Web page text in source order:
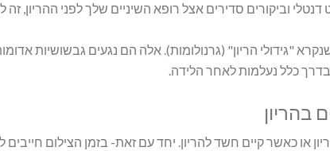
וביקורים סדירים אצל רופא השיניים שלך לפני ההריון, זה
"גידולי הריון" (גרנולומות). אלה הם נגעים גבשושיות
ובדרך כלל נעלמות לאחר הלידה.
בהריון
או כאשר קיים חשד להריון. יחד עם זאת- בזמן הצילום